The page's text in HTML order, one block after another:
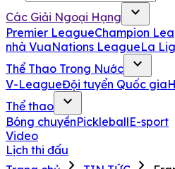
Các Giải Ngoại Hạng expand_more
Premier LeagueChampion
nhà VuaNations LeagueLa
Thể Thao Trong Nước
expand_more
V-LeagueĐội tuyển Quốc gia
Thể thao
expand_more
Bóng chuyềnPickleballE-sport
Video
Lịch thi đấu